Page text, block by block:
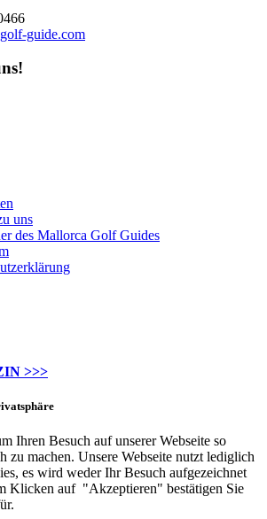
guide.com
uns
des Mallorca Golf Guides
>>>
Ihren Besuch auf unserer Webseite so
zu machen. Unsere Webseite nutzt lediglich
es wird weder Ihr Besuch aufgezeichnet
Klicken auf "Akzeptieren" bestätigen Sie